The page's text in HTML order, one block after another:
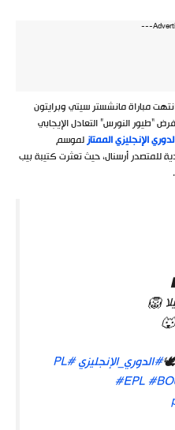
مباراة مانشستر سيتي وبرايتون
“طيور النورس” التعادل الإيجابي
الإنجليزي الممتازلموسم
هدية للمتصدر أرسنال، حيث تعثرت كتيبة بيب
#الدوري_الإنجليزي#PL
#EPL